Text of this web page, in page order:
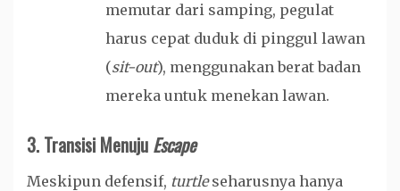
memutar dari samping, pegulat
harus cepat duduk di pinggul lawan
(sit-out), menggunakan berat badan
mereka untuk menekan lawan.
3. Transisi Menuju Escape
Meskipun defensif, turtleseharusnya hanya